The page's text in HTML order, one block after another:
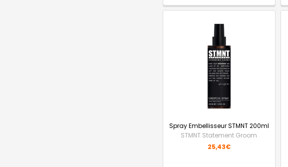
Spray Embellisseur STMNT 200ml
STMNT Statement Groom
25,43€